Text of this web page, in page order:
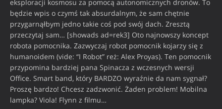
eksploracji kosmosu za pomocą autonomicznych dronów. To
będzie wpis o czymś tak absurdalnym, że sam chętnie
przygarnąłbym jedno takie coś pod swój dach. Zresztą
przeczytaj sam… [showads ad=rek3] Oto najnowszy koncept
robota pomocnika. Zazwyczaj robot pomocnik kojarzy się z
humanoidem (vide: “I Robot” reż: Alex Proyas). Ten pomocnik
przypomina bardziej pana Spinacza z wczesnych wersji
Office. Smart band, który BARDZO wyraźnie da nam sygnał?
Proszę bardzo! Chcesz zadzwonić. Żaden problem! Mobilna
lampka? Viola! Flynn z filmu…